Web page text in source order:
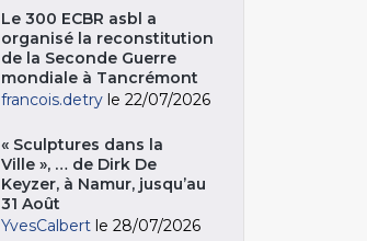
Le 300 ECBR asbl a
organisé la reconstitution
de la Seconde Guerre
mondiale à Tancrémont
francois.detry le 22/07/2026
« Sculptures dans la
Ville », … de Dirk De
Keyzer, à Namur, jusqu’au
31 Août
YvesCalbert le 28/07/2026